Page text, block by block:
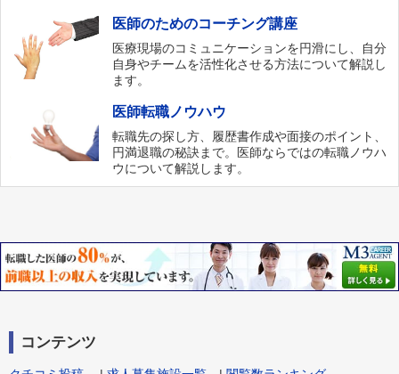
医師のためのコーチング講座
医療現場のコミュニケーションを円滑にし、自分
自身やチームを活性化させる方法について解説し
ます。
医師転職ノウハウ
転職先の探し方、履歴書作成や面接のポイント、
円満退職の秘訣まで。医師ならではの転職ノウハ
ウについて解説します。
コンテンツ